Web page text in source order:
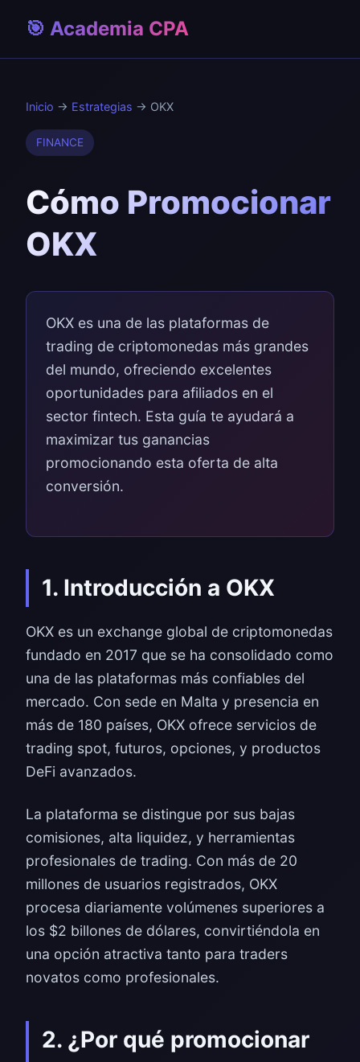
🎯 Academia CPA
Inicio → Estrategias → OKX
FINANCE
Cómo Promocionar
OKX
OKX es una de las plataformas de
trading de criptomonedas más grandes
del mundo, ofreciendo excelentes
oportunidades para afiliados en el
sector fintech. Esta guía te ayudará a
maximizar tus ganancias
promocionando esta oferta de alta
conversión.
1. Introducción a OKX
OKX es un exchange global de criptomonedas
fundado en 2017 que se ha consolidado como
una de las plataformas más confiables del
mercado. Con sede en Malta y presencia en
más de 180 países, OKX ofrece servicios de
trading spot, futuros, opciones, y productos
DeFi avanzados.
La plataforma se distingue por sus bajas
comisiones, alta liquidez, y herramientas
profesionales de trading. Con más de 20
millones de usuarios registrados, OKX
procesa diariamente volúmenes superiores a
los $2 billones de dólares, convirtiéndola en
una opción atractiva tanto para traders
novatos como profesionales.
2. ¿Por qué promocionar